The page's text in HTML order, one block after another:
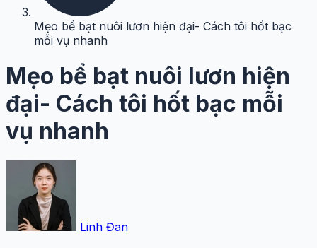
Mẹo bể bạt nuôi lươn hiện đại- Cách tôi hốt bạc
mỗi vụ nhanh
Mẹo bể bạt nuôi lươn hiện
đại- Cách tôi hốt bạc mỗi
vụ nhanh
Linh Đan